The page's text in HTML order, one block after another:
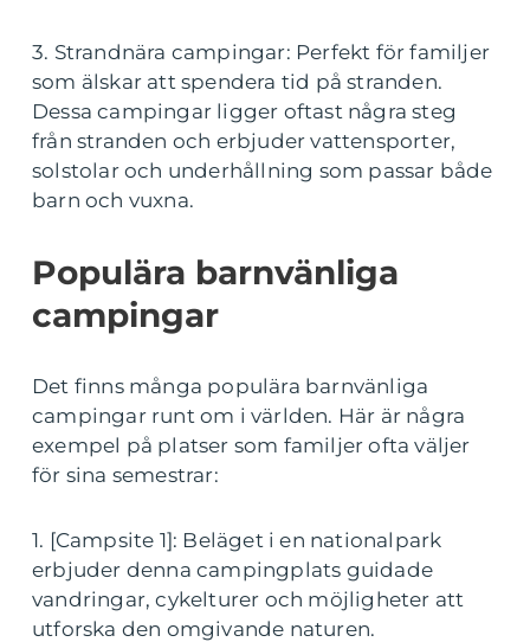
3. Strandnära campingar: Perfekt för familjer
som älskar att spendera tid på stranden.
Dessa campingar ligger oftast några steg
från stranden och erbjuder vattensporter,
solstolar och underhållning som passar både
barn och vuxna.
Populära barnvänliga
campingar
Det finns många populära barnvänliga
campingar runt om i världen. Här är några
exempel på platser som familjer ofta väljer
för sina semestrar:
1. [Campsite 1]: Beläget i en nationalpark
erbjuder denna campingplats guidade
vandringar, cykelturer och möjligheter att
utforska den omgivande naturen.